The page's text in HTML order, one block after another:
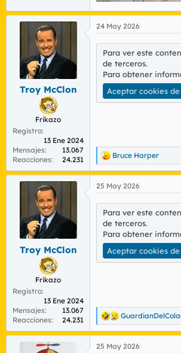
Troy McClon
Frikazo
Registro
13 Ene 2024
Mensajes
13.067
Reacciones
24.231
24 May 2026
Para ver este
de terceros.
Para obtener
Aceptar cookies
R
e
a
c
o
n
e
s
Bruce Harper
Troy McClon
Frikazo
Registro
13 Ene 2024
Mensajes
13.067
Reacciones
24.231
25 May 2026
Para ver este
de terceros.
Para obtener
Aceptar cookies
R
e
a
c
25 May 2026